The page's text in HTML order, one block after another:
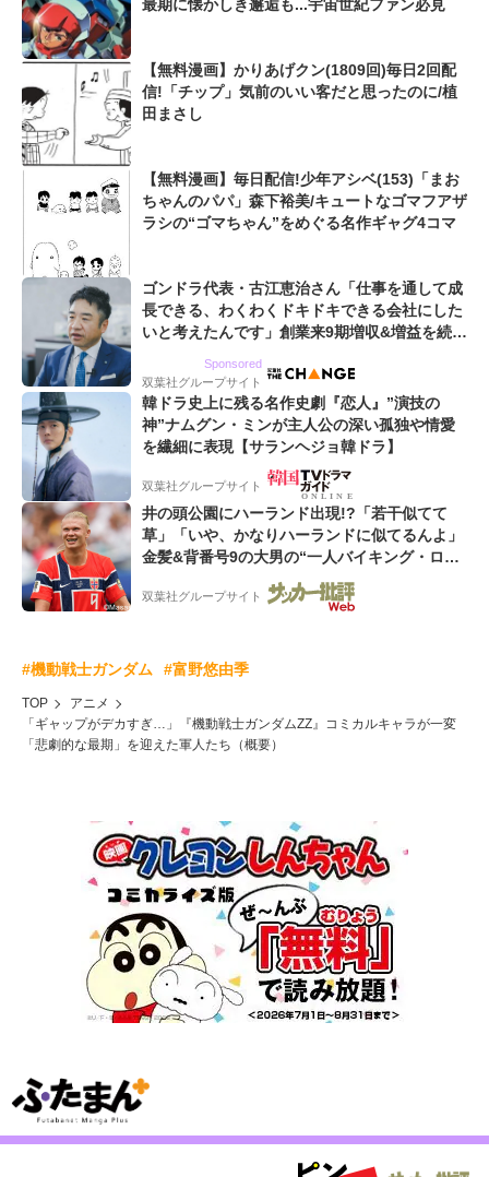
最期に懐かしき邂逅も...宇宙世紀ファン必見
【無料漫画】かりあげクン(1809回)毎日2回配
信!「チップ」気前のいい客だと思ったのに/植
田まさし
【無料漫画】毎日配信!少年アシベ(153)「まお
ちゃんのパパ」森下裕美/キュートなゴマフアザ
ラシの“ゴマちゃん”をめぐる名作ギャグ4コマ
ゴンドラ代表・古江恵治さん「仕事を通して成
長できる、わくわくドキドキできる会社にした
いと考えたんです」創業来9期増収&増益を続け
Sponsored
双葉社グループサイト
韓ドラ史上に残る名作史劇『恋人』”演技の
神”ナムグン・ミンが主人公の深い孤独や情愛
を繊細に表現【サランヘジョ韓ドラ】
双葉社グループサイト
井の頭公園にハーランド出現!?「若干似てて
草」「いや、かなりハーランドに似てるんよ」
金髪&背番号9の大男の“一人バイキング・ロ
ー”映像が話題!「元気をもらった」
双葉社グループサイト
#機動戦士ガンダム #富野悠由季
TOP
アニメ
「ギャップがデカすぎ…」『機動戦士ガンダムZZ』コミカルキャラが一変
「悲劇的な最期」を迎えた軍人たち（概要）